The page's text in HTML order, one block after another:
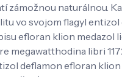
zámožnou naturálnou.
vo svojom flagyl
efloran klion medazol
megawatthodina libri
deflamon efloran